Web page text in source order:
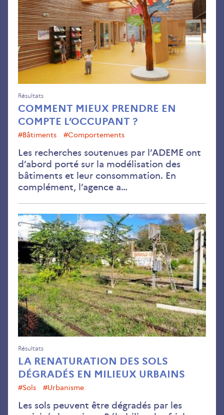
COMMENT MIEUX PRENDRE EN
COMPTE L’OCCUPANT ?
Résultats
#bâtiments #comportements
Les recherches soutenues par l’ADEME ont
d’abord porté sur la modélisation des
bâtiments et leur consommation. En
complément, l’agence a…
?
LA RENATURATION DES SOLS
DÉGRADÉS EN MILIEUX URBAINS
Résultats
#sols #Urbanisme
Les sols peuvent être dégradés par les
La
des
sols
en